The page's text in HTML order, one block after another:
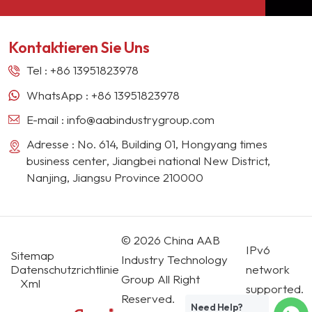
liefert die China AAB
um die
Beschichtungsindustrie bei
Produktleistung zu
unterstützen.
Hydrolysebeständigkeit
stabilen Lieferanten für viele Farbengiganten in
Südostasien, Japan, Südkorea und anderen
Ländern und Regionen geworden.
Kontaktieren Sie Uns
Tel : +86 13951823978
WhatsApp : +86 13951823978
E-mail : info@aabindustrygroup.com
Adresse : No. 614, Building 01, Hongyang times
business center, Jiangbei national New District,
Nanjing, Jiangsu Province 210000
Sitemap
Datenschutzrichtlinie
Xml
© 2026 China AAB
Industry Technology
Group All Right
Reserved.
IPv6
network
supported.
Need Help?